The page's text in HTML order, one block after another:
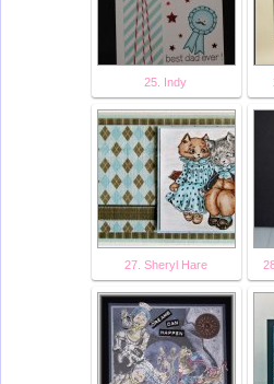
25. Indy
27. Sheryl Hare